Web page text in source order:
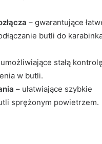
– gwarantujące
butli do
stałą kontrolę
w butli.
– ułatwiające szybkie
sprężonym powietrzem.